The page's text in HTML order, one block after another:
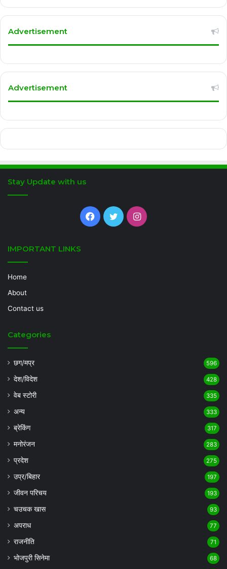
Advertisement
Advertisement
Stay Update with us
Facebook
TwitterInstagram
IMPORTANT LINKS
Home
About
Contact us
Categories
छग/मप्र 596
देश/विदेश 428
वेब स्टोरी 335
अन्य 333
ब्रेकिंग 317
मनोरंजन 283
प्रदेश 275
उप्र/बिहार 197
जीवन परिचय 193
चउचक खास 93
अपराध 77
राजनीति 71
भोजपुरी सिनेमा 68